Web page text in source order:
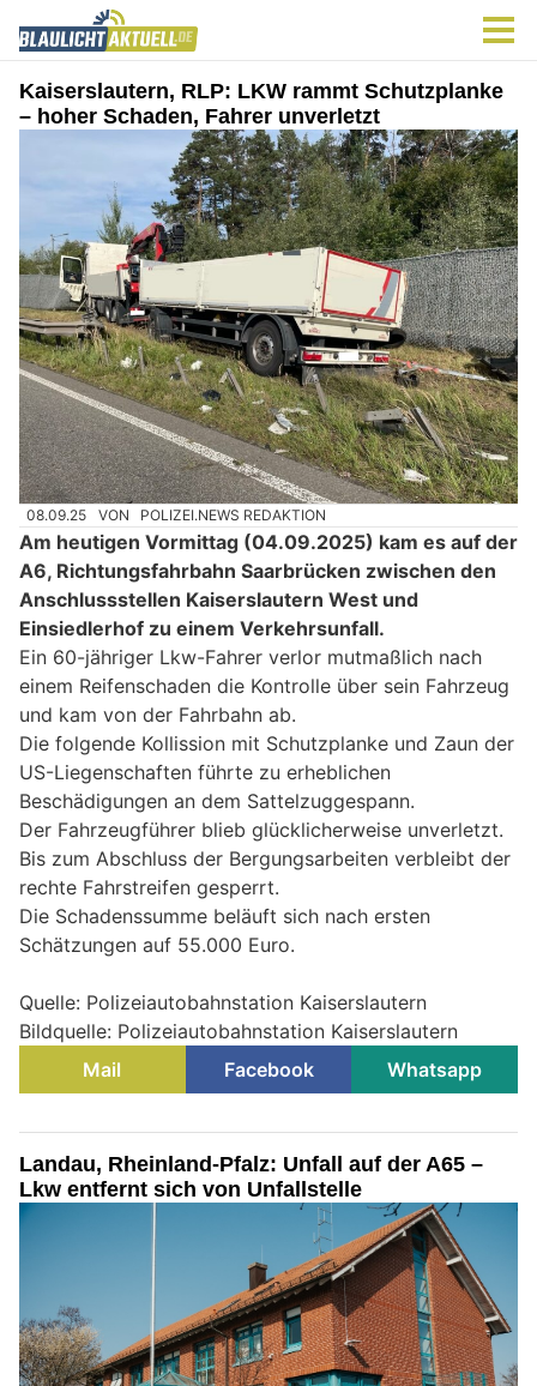
Kaiserslautern, RLP: LKW rammt Schutzplanke
– hoher Schaden, Fahrer unverletzt
08.09.25 VON POLIZEI.NEWS REDAKTION
Am heutigen Vormittag (04.09.2025) kam es auf der
A6, Richtungsfahrbahn Saarbrücken zwischen den
Anschlussstellen Kaiserslautern West und
Einsiedlerhof zu einem Verkehrsunfall.
Ein 60-jähriger Lkw-Fahrer verlor mutmaßlich nach
einem Reifenschaden die Kontrolle über sein Fahrzeug
und kam von der Fahrbahn ab.
Die folgende Kollission mit Schutzplanke und Zaun der
US-Liegenschaften führte zu erheblichen
Beschädigungen an dem Sattelzuggespann.
Der Fahrzeugführer blieb glücklicherweise unverletzt.
Bis zum Abschluss der Bergungsarbeiten verbleibt der
rechte Fahrstreifen gesperrt.
Die Schadenssumme beläuft sich nach ersten
Schätzungen auf 55.000 Euro.
Quelle: Polizeiautobahnstation Kaiserslautern
Bildquelle: Polizeiautobahnstation Kaiserslautern
Mail
Facebook Whatsapp
Landau, Rheinland-Pfalz: Unfall auf der A65 –
Lkw entfernt sich von Unfallstelle